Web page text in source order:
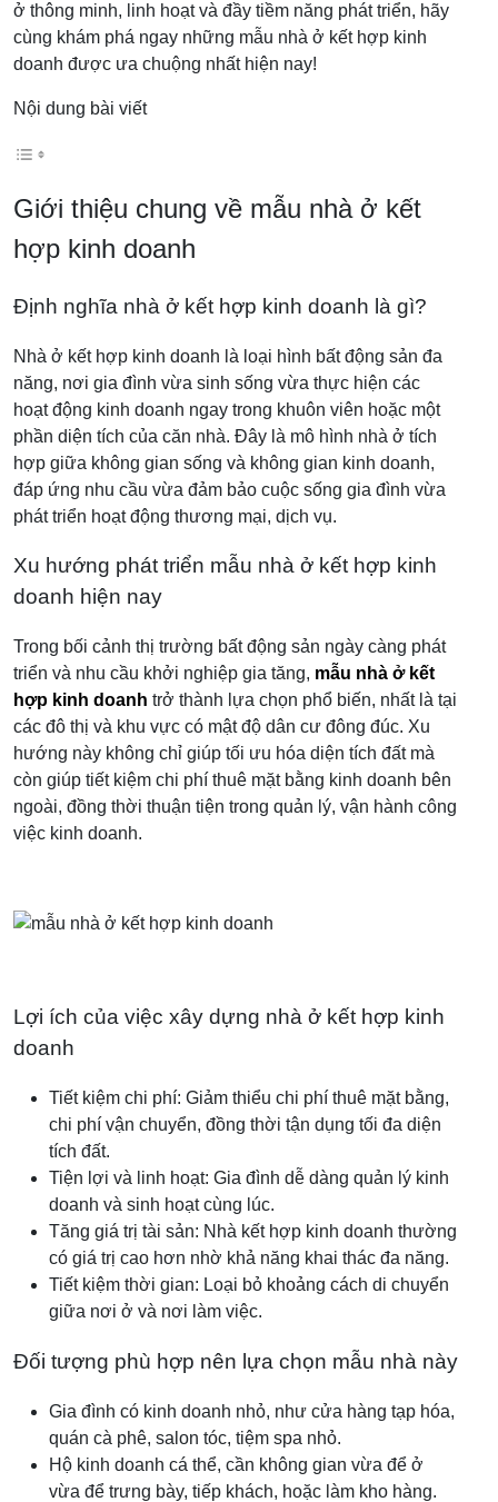
ở thông minh, linh hoạt và đầy tiềm năng phát triển, hãy
cùng khám phá ngay những mẫu nhà ở kết hợp kinh
doanh được ưa chuộng nhất hiện nay!
Nội dung bài viết
Giới thiệu chung về mẫu nhà ở kết
hợp kinh doanh
Định nghĩa nhà ở kết hợp kinh doanh là gì?
Nhà ở kết hợp kinh doanh là loại hình bất động sản đa
năng, nơi gia đình vừa sinh sống vừa thực hiện các
hoạt động kinh doanh ngay trong khuôn viên hoặc một
phần diện tích của căn nhà. Đây là mô hình nhà ở tích
hợp giữa không gian sống và không gian kinh doanh,
đáp ứng nhu cầu vừa đảm bảo cuộc sống gia đình vừa
phát triển hoạt động thương mại, dịch vụ.
Xu hướng phát triển mẫu nhà ở kết hợp kinh
doanh hiện nay
Trong bối cảnh thị trường bất động sản ngày càng phát
triển và nhu cầu khởi nghiệp gia tăng, mẫu nhà ở kết
hợp kinh doanh trở thành lựa chọn phổ biến, nhất là tại
các đô thị và khu vực có mật độ dân cư đông đúc. Xu
hướng này không chỉ giúp tối ưu hóa diện tích đất mà
còn giúp tiết kiệm chi phí thuê mặt bằng kinh doanh bên
ngoài, đồng thời thuận tiện trong quản lý, vận hành công
việc kinh doanh.
Lợi ích của việc xây dựng nhà ở kết hợp kinh
doanh
Tiết kiệm chi phí: Giảm thiểu chi phí thuê mặt bằng,
chi phí vận chuyển, đồng thời tận dụng tối đa diện
tích đất.
Tiện lợi và linh hoạt: Gia đình dễ dàng quản lý kinh
doanh và sinh hoạt cùng lúc.
Tăng giá trị tài sản: Nhà kết hợp kinh doanh thường
có giá trị cao hơn nhờ khả năng khai thác đa năng.
Tiết kiệm thời gian: Loại bỏ khoảng cách di chuyển
giữa nơi ở và nơi làm việc.
Đối tượng phù hợp nên lựa chọn mẫu nhà này
Gia đình có kinh doanh nhỏ, như cửa hàng tạp hóa,
quán cà phê, salon tóc, tiệm spa nhỏ.
Hộ kinh doanh cá thể, cần không gian vừa để ở
vừa để trưng bày, tiếp khách, hoặc làm kho hàng.